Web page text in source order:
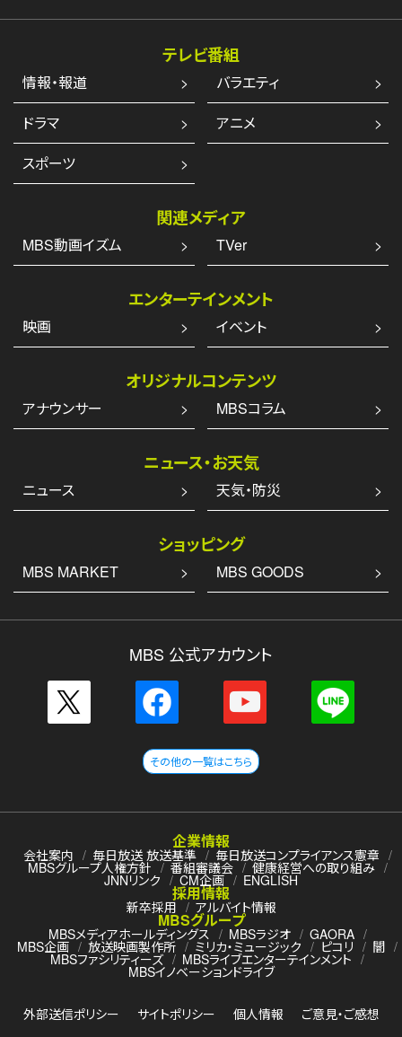
テレビ番組
情報・報道
バラエティ
ドラマ
アニメ
スポーツ
関連メディア
MBS動画イズム TVer
エンターテインメント
映画 イベント
オリジナルコンテンツ
アナウンサー MBSコラム
ニュース・お天気
ニュース 天気・防災
ショッピング
MBS MARKET MBS GOODS
MBS 公式アカウント
その他の一覧はこちら
企業情報
会社案内 毎日放送 放送基準 毎日放送コンプライアンス憲章
MBSグループ人権方針 番組審議会 健康経営への取り組み
JNNリンク CM企画 ENGLISH
採用情報
新卒採用 アルバイト情報
MBSグループ
MBSメディアホールディングス MBSラジオ GAORA
MBS企画 放送映画製作所 ミリカ・ミュージック ピコリ 闇
MBSファシリティーズ MBSライブエンターテインメント
MBSイノベーションドライブ
外部送信ポリシー サイトポリシー 個人情報 ご意見・ご感想